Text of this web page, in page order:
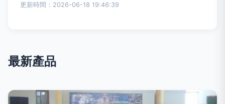
更新時間：2026-06-18 19:46:39
最新產品